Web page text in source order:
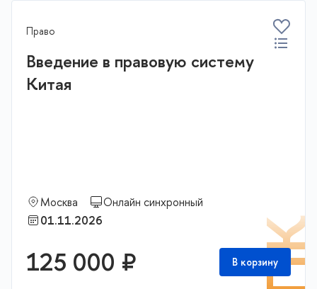
Право
Введение в правовую систему
Китая
Москва
Онлайн синхронный
01.11.2026
125 000 ₽ В корзину